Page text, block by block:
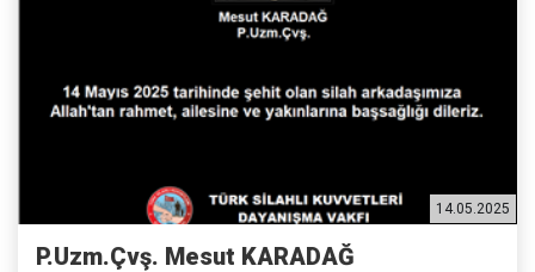
14.05.2025
P.Uzm.Çvş. Mesut KARADAĞ